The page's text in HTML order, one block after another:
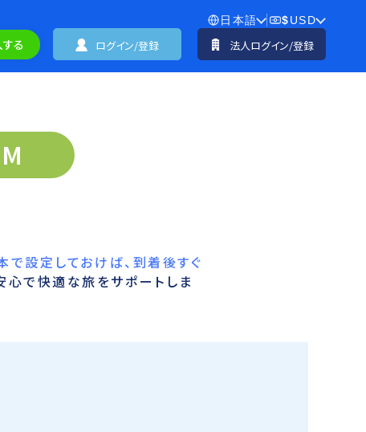
日本語 $USD
る ログイン/登録 法人ログイン/登録
で設定しておけば、到着後すぐ
心で快適な旅をサポートしま